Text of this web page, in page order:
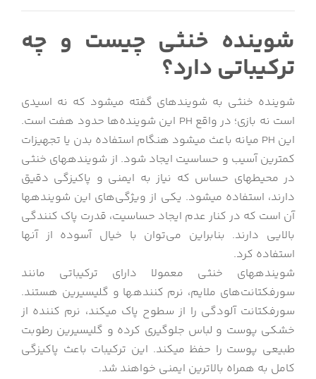
شوینده خنثی چیست و چه
ترکیباتی دارد؟
شوینده خنثی به شوینده‎ای گفته می‎شود که نه اسیدی
است نه بازی؛ در واقع PH این شوینده‌ها حدود هفت است.
این PH میانه باعث می‎شود هنگام استفاده بدن یا تجهیزات
کمترین آسیب و حساسیت ایجاد شود. از شوینده‎های خنثی
در محیط‎های حساس که نیاز به ایمنی و پاکیزگی دقیق
دارند، استفاده می‎شود. یکی از ویژگی‌های این شوینده‎ها
آن است که در کنار عدم ایجاد حساسیت، قدرت پاک کنندگی
بالایی دارند. بنابراین می‌توان با خیال آسوده از آن‎ها
استفاده کرد.
شوینده‎های خنثی معمولا دارای ترکیباتی مانند
سورفکتانت‌های ملایم، نرم کننده‎ها و گلیسیرین هستند.
سورفکتانت آلودگی را از سطوح پاک می‎کند، نرم کننده از
خشکی پوست و لباس جلوگیری کرده و گلیسیرین رطوبت
طبیعی پوست را حفظ می‎کند. این ترکیبات باعث پاکیزگی
کامل به همراه بالاترین ایمنی خواهند شد.